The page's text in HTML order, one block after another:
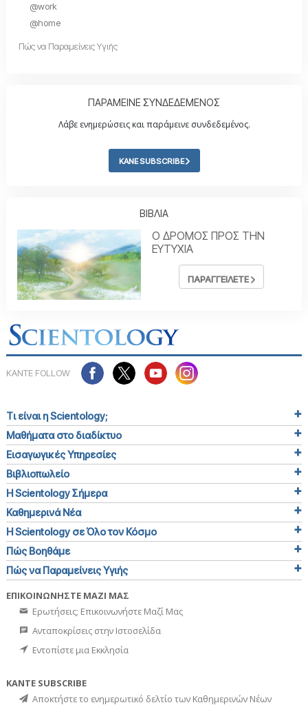
@work
@home
Πώς να Παραμείνεις Υγιής
ΠΑΡΑΜΕΙΝΕ ΣΥΝΔΕΔΕΜΕΝΟΣ
Λάβε ενημερώσεις και παράμεινε συνδεδεμένος.
ΚΑΝΕ SUBSCRIBE
ΒΙΒΛΙΑ
Ο ΔΡΟΜΟΣ ΠΡΟΣ ΤΗΝ
ΕΥΤΥΧΙΑ
ΠΑΡΑΓΓΕΙΛΕΤΕ
ΚΑΝΤΕ FOLLOW
Τι είναι η Scientology;
Μαθήματα στο διαδίκτυο
Εισαγωγικές Υπηρεσίες
Βιβλιοπωλείο
Η Scientology Σήμερα
Καθημερινά Νέα
Η Scientology σε Όλο τον Κόσμο
Πώς Βοηθάμε
Πώς να Παραμείνεις Υγιής
ΕΠΙΚΟΙΝΩΝΗΣΤΕ ΜΑΖΙ ΜΑΣ
Ερωτήσεις; Επικοινωνήστε Μαζί Μας
Ανταποκρίσεις στην Ιστοσελίδα
Εντοπίστε μια Εκκλησία
ΚΑΝΤΕ SUBSCRIBE
Αποκτήστε το ενημερωτικό δελτίο των Καθημερινών Νέων